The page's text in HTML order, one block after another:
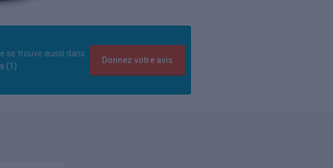
se trouve aussi dans
(1)